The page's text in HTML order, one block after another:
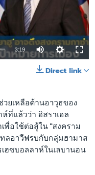
3:19
Direct link
ยเหลือด้านอาวุธของ
ที่แล้วว่า อิสราเอล
อใช้ต่อสู้ใน “สงคราม
ทลอาวีฟรบกับกลุ่มฮามาส
ฮซบอลลาห์ในเลบานอน